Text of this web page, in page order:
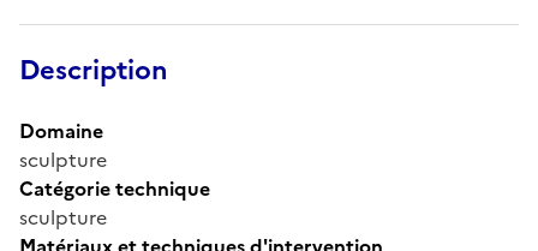
Description
Domaine
sculpture
Catégorie technique
sculpture